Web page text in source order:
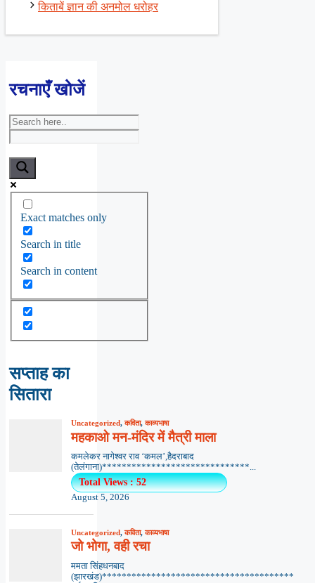
किताबें ज्ञान की अनमोल धरोहर
रचनाएँ खोजें
Exact matches only
Search in title
Search in content
सप्ताह का
सितारा
Uncategorized,कविता,काव्यभाषा
महकाओ मन-मंदिर में मैत्री माला
कमलेकर नागेश्वर राव ‘कमल’,हैदराबाद
(तेलंगाना)******************************...
Total Views : 52
August 5, 2026
Uncategorized,कविता,काव्यभाषा
जो भोगा, वही रचा
ममता सिंहधनबाद
(झारखंड)***************************************